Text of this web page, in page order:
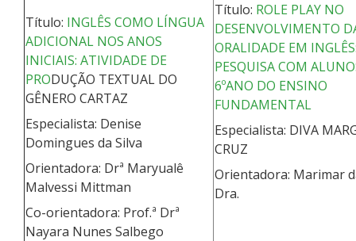
Título: INGLÊS COMO LÍNGUA
ADICIONAL NOS ANOS
INICIAIS: ATIVIDADE DE
PRODUÇÃO TEXTUAL DO
GÊNERO CARTAZ
Especialista: Denise
Domingues da Silva
Orientadora: Drª Maryualê
Malvessi Mittman
Co-orientadora: Prof.ª Drª
Nayara Nunes Salbego
Título: ROLE PLAY NO
DESENVOLVIMENTO
ORALIDADE EM
PESQUISA COM
6ºANO DO ENSINO
FUNDAMENTAL
Especialista: DIVA
CRUZ
Orientadora: Marimar
Dra.